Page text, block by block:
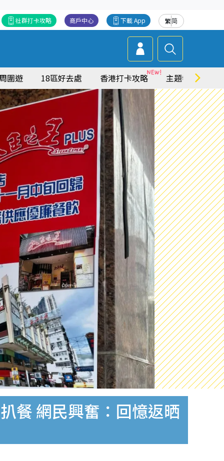
繁简
下載 App
商戶中心
社群打卡攻略
圍遊 18區好去處 香港打卡攻略 主題特集
餐 網民興奮：回憶返晒